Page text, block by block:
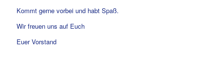
Kommt gerne vorbei und habt Spaß.
Wir freuen uns auf Euch
Euer Vorstand